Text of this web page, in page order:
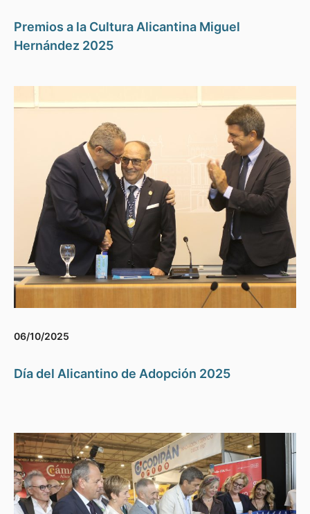
Premios a la Cultura Alicantina Miguel
Hernández 2025
06/10/2025
Día del Alicantino de Adopción 2025